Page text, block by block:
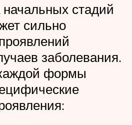
стадий
сильно
заболевания.
формы